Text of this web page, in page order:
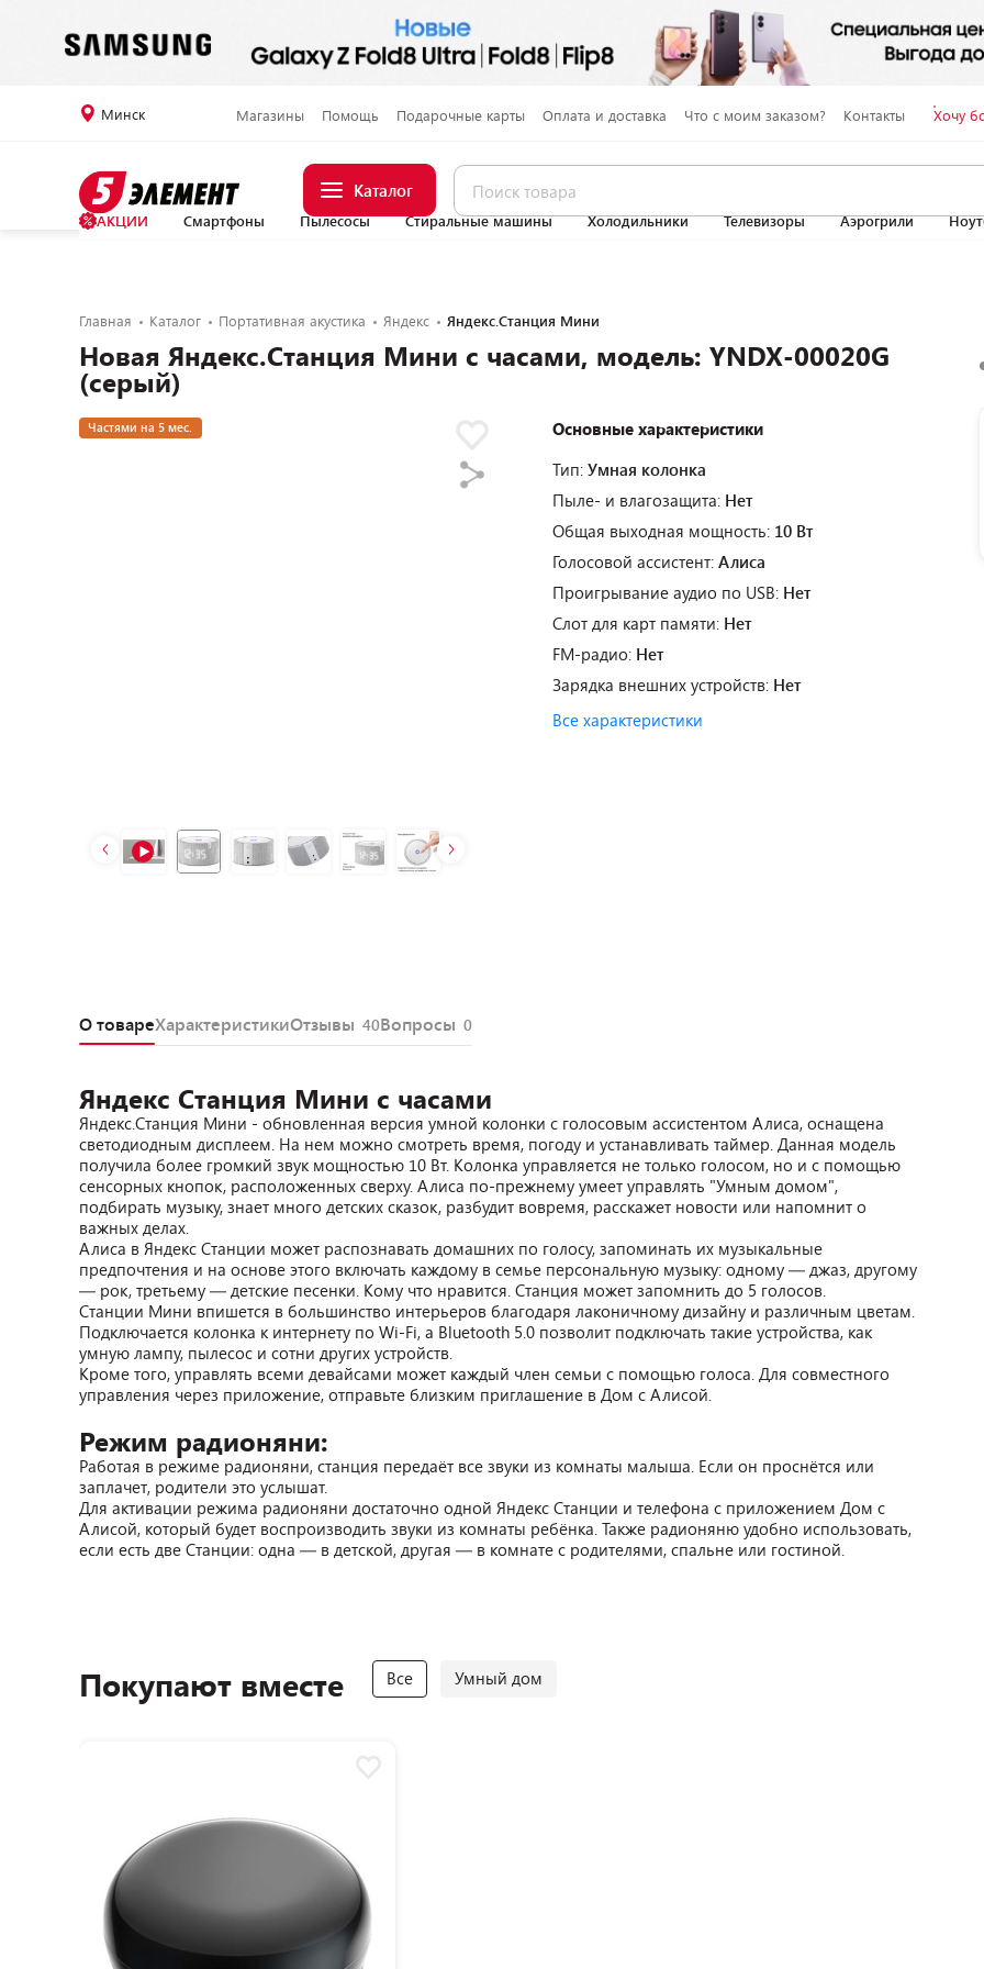
Минск Магазины Помощь Подарочные карты Оплата и доставка Что с моим заказом? Контакты Хочу
Каталог
АКЦИИ Смартфоны Пылесосы Стиральные машины Холодильники Телевизоры Аэрогрили
Главная Каталог Портативная акустика Яндекс Яндекс.Станция Мини
Новая Яндекс.Станция Мини с часами, модель: YNDX-00020G
(серый)
Частями на 5 мес.
Основные характеристики
Тип: Умная колонка
Пыле- и влагозащита: Нет
Общая выходная мощность: 10 Вт
Голосовой ассистент: Алиса
Проигрывание аудио по USB: Нет
Слот для карт памяти: Нет
FM-радио: Нет
Зарядка внешних устройств: Нет
Все характеристики
О товареХарактеристикиОтзывы 40Вопросы 0
Яндекс Станция Мини с часами
Яндекс.Станция Мини - обновленная версия умной колонки с голосовым ассистентом Алиса, оснащена
светодиодным дисплеем. На нем можно смотреть время, погоду и устанавливать таймер. Данная модель
получила более громкий звук мощностью 10 Вт. Колонка управляется не только голосом, но и с помощью
сенсорных кнопок, расположенных сверху. Алиса по-прежнему умеет управлять "Умным домом",
подбирать музыку, знает много детских сказок, разбудит вовремя, расскажет новости или напомнит о
важных делах.
Алиса в Яндекс Станции может распознавать домашних по голосу, запоминать их музыкальные
предпочтения и на основе этого включать каждому в семье персональную музыку: одному — джаз, другому
— рок, третьему — детские песенки. Кому что нравится. Станция может запомнить до 5 голосов.
Станции Мини впишется в большинство интерьеров благодаря лаконичному дизайну и различным цветам.
Подключается колонка к интернету по Wi-Fi, а Bluetooth 5.0 позволит подключать такие устройства, как
умную лампу, пылесос и сотни других устройств.
Кроме того, управлять всеми девайсами может каждый член семьи с помощью голоса. Для совместного
управления через приложение, отправьте близким приглашение в Дом с Алисой.
Режим радионяни:
Работая в режиме радионяни, станция передаёт все звуки из комнаты малыша. Если он проснётся или
заплачет, родители это услышат.
Для активации режима радионяни достаточно одной Яндекс Станции и телефона с приложением Дом с
Алисой, который будет воспроизводить звуки из комнаты ребёнка. Также радионяню удобно использовать,
если есть две Станции: одна — в детской, другая — в комнате с родителями, спальне или гостиной.
Покупают вместе Все Умный дом